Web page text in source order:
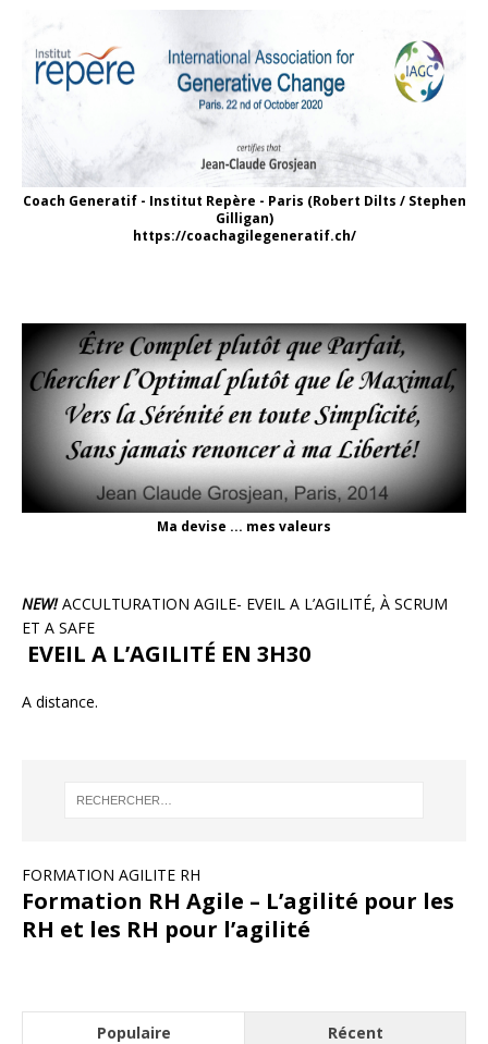
Coach Generatif - Institut Repère - Paris (Robert Dilts / Stephen
Gilligan)
https://coachagilegeneratif.ch/
Ma devise ... mes valeurs
NEW!ACCULTURATION AGILE- EVEIL A L’AGILITÉ, À SCRUM
ET A SAFE
EVEIL A L’AGILITÉ EN 3H30
A distance.
FORMATION AGILITE RH
Formation RH Agile – L’agilité pour les
RH et les RH pour l’agilité
Populaire Récent